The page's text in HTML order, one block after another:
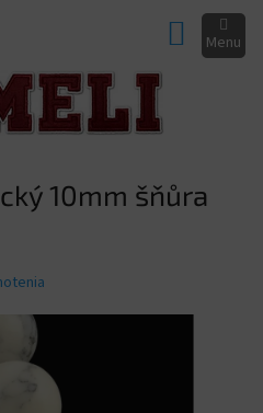
KOŠÍK
10mm šňůra